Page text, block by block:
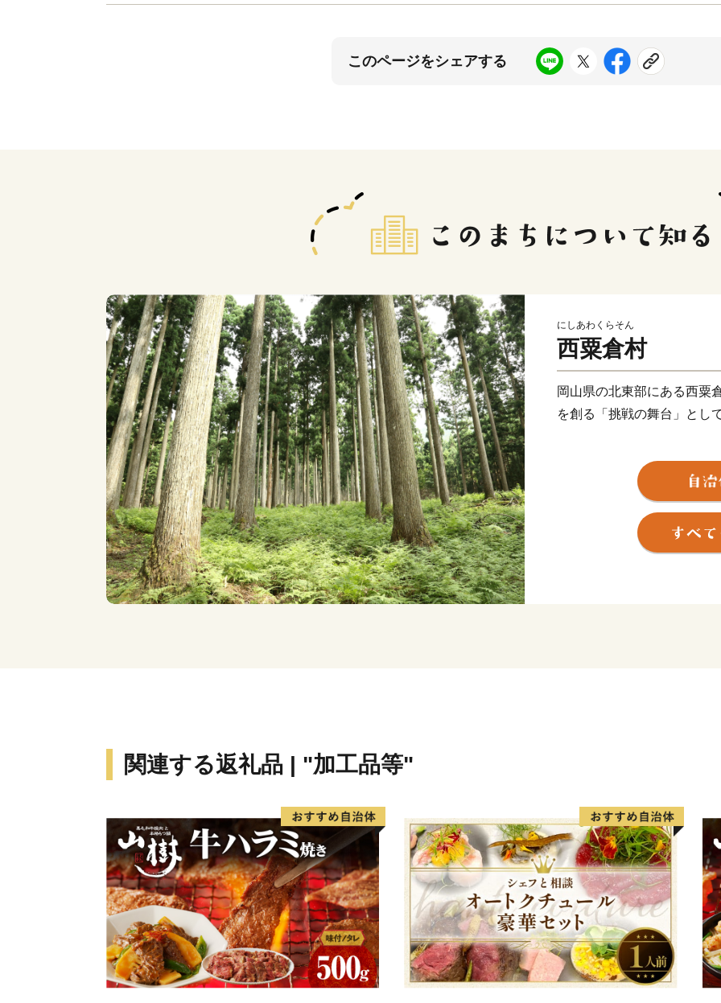
このページをシェアする
にしあわくらそん
西粟倉村
岡山県の北東部にある西粟
を創る「挑戦の舞台」とし
百年の森林構想に基づく
者や起業家が「ローカル
み、木工、農業、ジビエ
返礼品には、この豊かな
関連する返礼品 | "加工品等"